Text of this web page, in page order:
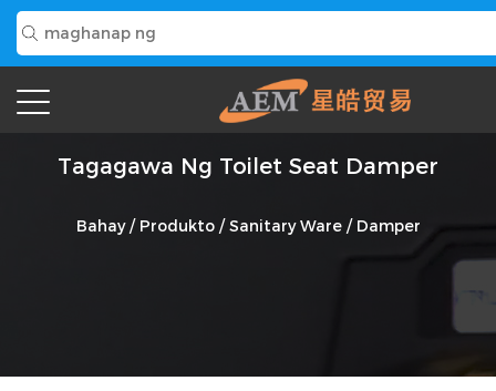
Tagagawa Ng Toilet Seat Damper
Bahay/ Produkto/Sanitary Ware/ Damper